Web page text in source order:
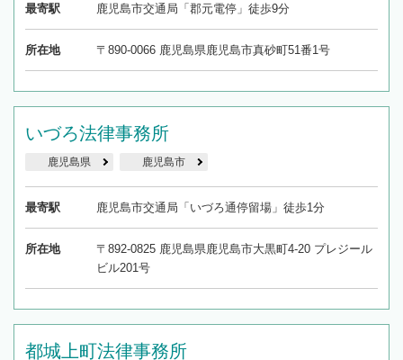
最寄駅 鹿児島市交通局「郡元電停」徒歩9分
所在地 〒890-0066 鹿児島県鹿児島市真砂町51番1号
いづろ法律事務所
鹿児島県 鹿児島市
最寄駅 鹿児島市交通局「いづろ通停留場」徒歩1分
所在地
〒892-0825 鹿児島県鹿児島市大黒町4-20 プレジール
ビル201号
都城上町法律事務所